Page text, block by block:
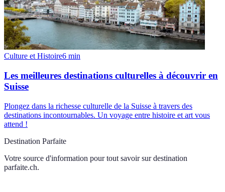
Culture et Histoire6 min
Les meilleures destinations culturelles à découvrir en
Suisse
Plongez dans la richesse culturelle de la Suisse à travers des
destinations incontournables. Un voyage entre histoire et art vous
attend !
Destination Parfaite
Votre source d'information pour tout savoir sur destination
parfaite.ch.